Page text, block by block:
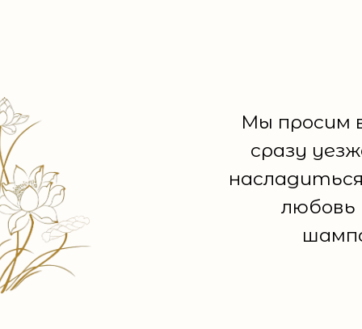
Мы просим
сразу
любовь